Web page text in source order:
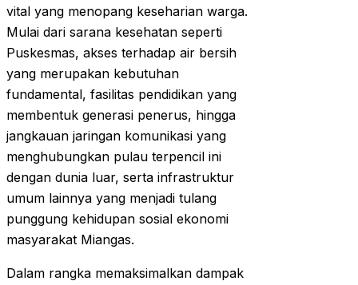
vital yang menopang keseharian warga.
Mulai dari sarana kesehatan seperti
Puskesmas, akses terhadap air bersih
yang merupakan kebutuhan
fundamental, fasilitas pendidikan yang
membentuk generasi penerus, hingga
jangkauan jaringan komunikasi yang
menghubungkan pulau terpencil ini
dengan dunia luar, serta infrastruktur
umum lainnya yang menjadi tulang
punggung kehidupan sosial ekonomi
masyarakat Miangas.
Dalam rangka memaksimalkan dampak